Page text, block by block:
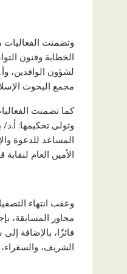
لشؤون الوافدين،
مجمع البحوث
وتولى تحكيمها:
المساعد للدعوة
الأمين العام
وعقب انتهاء
فائزًا، بالإضافة
الشريف،